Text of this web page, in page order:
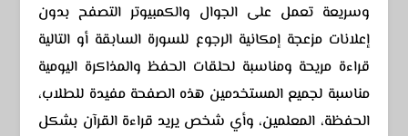
وسريعة تعمل على الجوال والكمبيوتر التصفح بدون
إعلانات مزعجة إمكانية الرجوع للسورة السابقة أو التالية
قراءة مريحة ومناسبة لحلقات الحفظ والمذاكرة اليومية
مناسبة لجميع المستخدمين هذه الصفحة مفيدة للطلاب،
الحفظة، المعلمين، وأي شخص يريد قراءة القرآن بشكل